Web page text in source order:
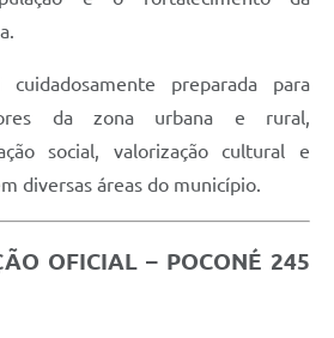
preparada para
da zona urbana e rural,
social, valorização cultural e
diversas áreas do município.
OFICIAL – POCONÉ 245